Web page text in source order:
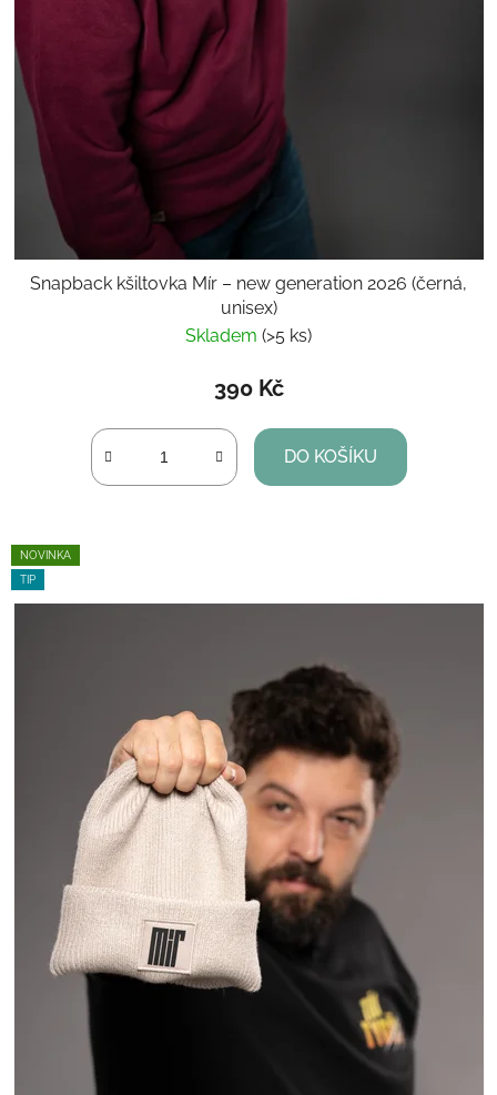
Snapback kšiltovka Mír – new generation 2026 (černá,
unisex)
Skladem (>5 ks)
390 Kč
DO KOŠÍKU
NOVINKA
TIP